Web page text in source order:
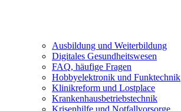
Ausbildung und Weiterbildung
Digitales Gesundheitswesen
FAQ, häufige Fragen
Hobbyelektronik und Funktechnik
Klinikreform und Lostplace
Krankenhausbetriebstechnik